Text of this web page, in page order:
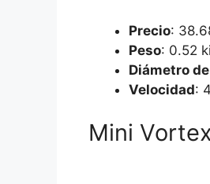
Precio:
Peso: 0.52
Diámetro
Velocidad:
Mini